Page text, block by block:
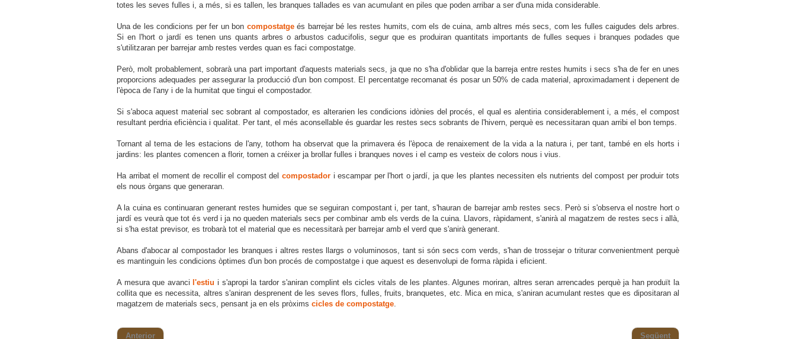
totes les seves fulles i, a més, si es tallen, les branques tallades es van acumulant en piles que poden arribar a ser d'una mida considerable.
Una de les condicions per fer un bon compostatgeés barrejar bé les restes humits, com els de cuina, amb altres més secs, com les fulles caigudes dels arbres.
Si en l'hort o jardí es tenen uns quants arbres o arbustos caducifolis, segur que es produiran quantitats importants de fulles seques i branques podades que
s'utilitzaran per barrejar amb restes verdes quan es faci compostatge.
Però, molt probablement, sobrarà una part important d'aquests materials secs, ja que no s'ha d'oblidar que la barreja entre restes humits i secs s'ha de fer en unes
proporcions adequades per assegurar la producció d'un bon compost. El percentatge recomanat és posar un 50% de cada material, aproximadament i depenent de
l'època de l'any i de la humitat que tingui el compostador.
Si s'aboca aquest material sec sobrant al compostador, es alterarien les condicions idònies del procés, el qual es alentiria considerablement i, a més, el compost
resultant perdria eficiència i qualitat. Per tant, el més aconsellable és guardar les restes secs sobrants de l'hivern, perquè es necessitaran quan arribi el bon temps.
Tornant al tema de les estacions de l'any, tothom ha observat que la primavera és l'època de renaixement de la vida a la natura i, per tant, també en els horts i
jardins: les plantes comencen a florir, tornen a créixer ja brollar fulles i branques noves i el camp es vesteix de colors nous i vius.
Ha arribat el moment de recollir el compost del compostador i escampar per l'hort o jardí, ja que les plantes necessiten els nutrients del compost per produir tots
els nous òrgans que generaran.
A la cuina es continuaran generant restes humides que se seguiran compostant i, per tant, s'hauran de barrejar amb restes secs. Però si s'observa el nostre hort o
jardí es veurà que tot és verd i ja no queden materials secs per combinar amb els verds de la cuina. Llavors, ràpidament, s'anirà al magatzem de restes secs i allà,
si s'ha estat previsor, es trobarà tot el material que es necessitarà per barrejar amb el verd que s'anirà generant.
Abans d'abocar al compostador les branques i altres restes llargs o voluminosos, tant si són secs com verds, s'han de trossejar o triturar convenientment perquè
es mantinguin les condicions òptimes d'un bon procés de compostatge i que aquest es desenvolupi de forma ràpida i eficient.
A mesura que avanci l'estiu i s'apropi la tardor s'aniran complint els cicles vitals de les plantes. Algunes moriran, altres seran arrencades perquè ja han produït la
collita que es necessita, altres s'aniran desprenent de les seves flors, fulles, fruits, branquetes, etc. Mica en mica, s'aniran acumulant restes que es dipositaran al
magatzem de materials secs, pensant ja en els pròxims cicles de compostatge.
Anterior Següent